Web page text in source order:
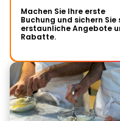
Machen Sie Ihre erste
Buchung und sichern Sie
erstaunliche Angebote
Rabatte.